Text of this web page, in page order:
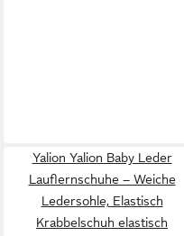
Yalion Yalion Baby Leder
Lauflernschuhe – Weiche
Ledersohle, Elastisch
Krabbelschuh elastisch